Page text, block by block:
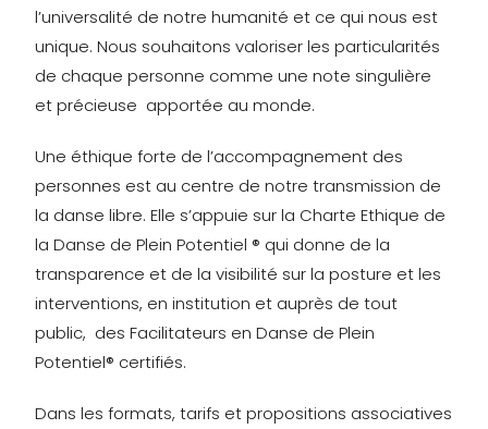
l’universalité de notre humanité et ce qui nous est
unique. Nous souhaitons valoriser les particularités
de chaque personne comme une note singulière
et précieuse apportée au monde.
Une éthique forte de l’accompagnement des
personnes est au centre de notre transmission de
la danse libre. Elle s’appuie sur la Charte Ethique de
la Danse de Plein Potentiel ® qui donne de la
transparence et de la visibilité sur la posture et les
interventions, en institution et auprès de tout
public, des Facilitateurs en Danse de Plein
Potentiel® certifiés.
Dans les formats, tarifs et propositions associatives